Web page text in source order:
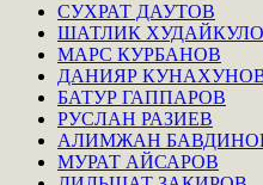
СУХРАТ ДАУТОВ
ШАТЛИК
МАРС КУРБАНОВ
ДАНИЯР
БАТУР ГАППАРОВ
РУСЛАН РАЗИЕВ
АЛИМЖАН
МУРАТ АЙСАРОВ